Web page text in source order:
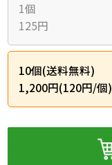
1個
125円
10個(送料無料)
1,200円(120円/個)